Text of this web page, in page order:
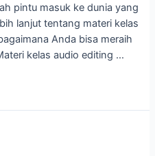
pintu masuk ke dunia yang
lanjut tentang materi kelas
Anda bisa meraih
kelas audio editing …